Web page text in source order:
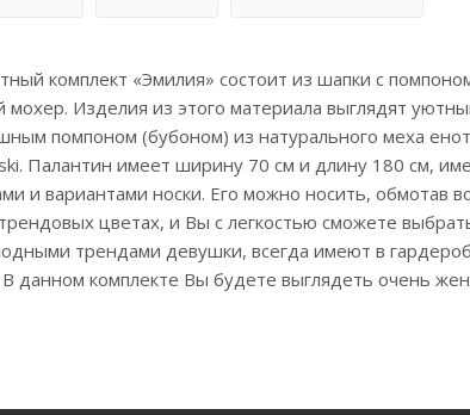
комплект «Эмилия» состоит из шапки с
Изделия из этого материала выглядят
помпоном (бубоном) из натурального меха
Палантин имеет ширину 70 см и длину 180 см,
и вариантами носки. Его можно носить, обмотав
цветах, и Вы с легкостью сможете
трендами девушки, всегда имеют в
В данном комплекте Вы будете выглядеть очень